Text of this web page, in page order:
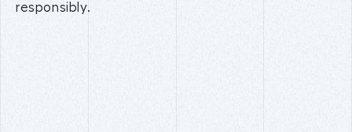
responsibly.